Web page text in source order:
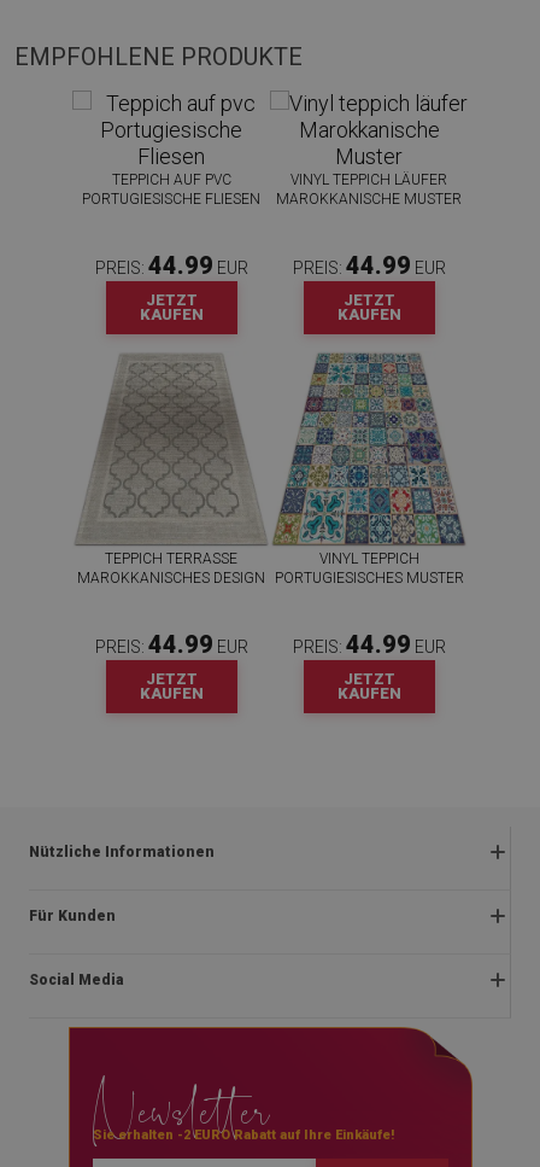
EMPFOHLENE PRODUKTE
TEPPICH AUF PVC
PORTUGIESISCHE FLIESEN
PREIS: 44.99 EUR
JETZT
KAUFEN
VINYL TEPPICH LÄUFER
MAROKKANISCHE MUSTER
PREIS: 44.99 EUR
JETZT
KAUFEN
TEPPICH TERRASSE
MAROKKANISCHES DESIGN
PREIS: 44.99 EUR
JETZT
KAUFEN
VINYL TEPPICH
PORTUGIESISCHES MUSTER
PREIS: 44.99 EUR
JETZT
KAUFEN
Nützliche Informationen
Rückgabe und beanstandungen
Datenschutzerklärung
Zahlungen
Für Kunden
Impressum
Social Media
instagram
youtube
Newsletter
Sie erhalten -2 EURO Rabatt auf Ihre Einkäufe!